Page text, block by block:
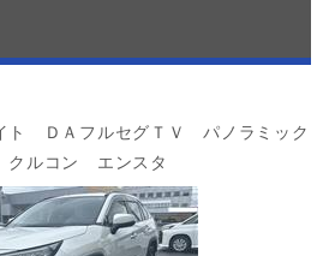
ト ＤＡフルセグＴＶ パノラミック
ルコン エンスタ